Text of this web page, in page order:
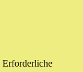
Erforderliche